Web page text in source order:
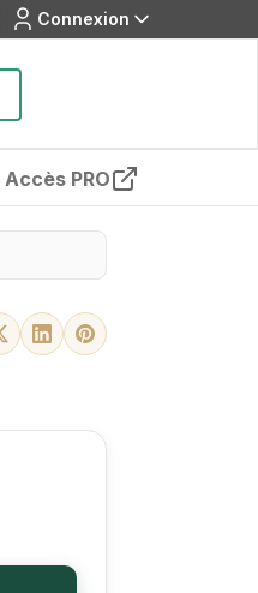
Connexion
Accès PRO